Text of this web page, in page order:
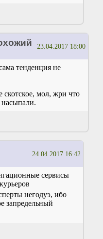
23.04.2017 18:00
тенденция не
скотское, мол, жри что
24.04.2017 16:42
сервисы
негодуэ, ибо
запредельный